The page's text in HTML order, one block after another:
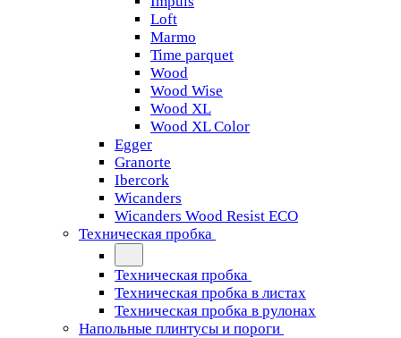
Loft
Marmo
Time parquet
Wood
Wood Wise
Wood XL
Wood XL Color
Egger
Granorte
Ibercork
Wicanders
Wicanders Wood Resist ECO
Техническая пробка
Техническая пробка
Техническая пробка в листах
Техническая пробка в рулонах
Напольные плинтусы и пороги